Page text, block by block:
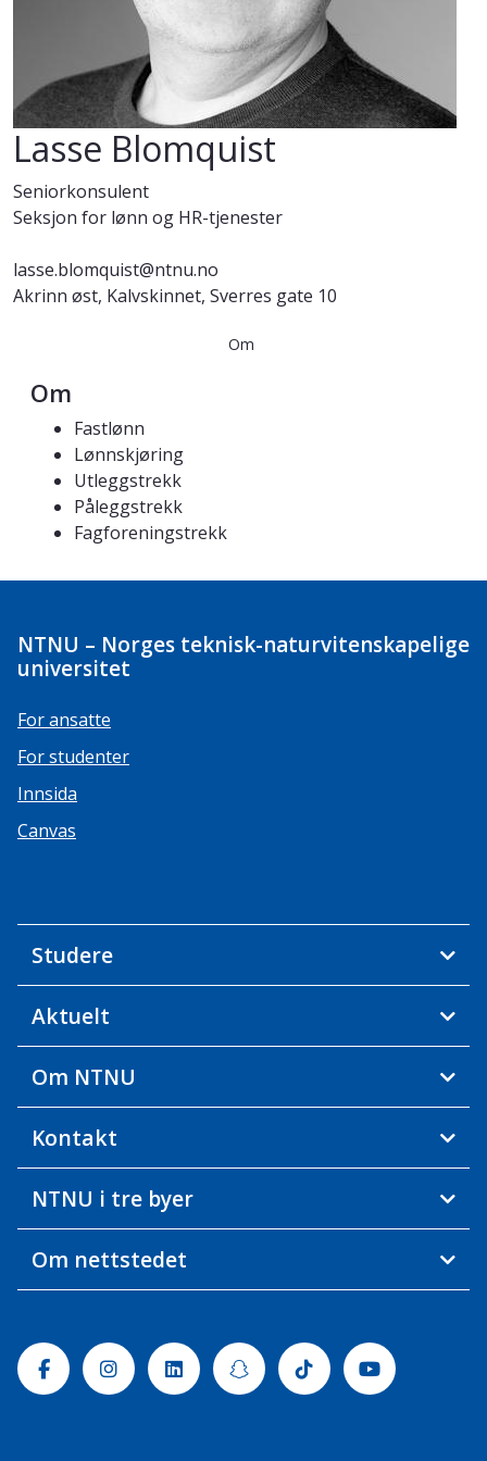
Lasse Blomquist
Seniorkonsulent
Seksjon for lønn og HR-tjenester
lasse.blomquist@ntnu.no
Akrinn øst, Kalvskinnet, Sverres gate 10
Om
Om
Fastlønn
Lønnskjøring
Utleggstrekk
Påleggstrekk
Fagforeningstrekk
NTNU – Norges teknisk-naturvitenskapelige
universitet
For ansatte
For studenter
Innsida
Canvas
Studere
Aktuelt
Om NTNU
Kontakt
NTNU i tre byer
Om nettstedet
FacebookInstagramLinkedinSnapchatTiktok Youtube